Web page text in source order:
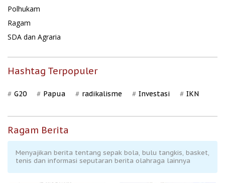
Polhukam
Ragam
SDA dan Agraria
Hashtag Terpopuler
G20 Papua radikalisme Investasi IKN
Ragam Berita
Menyajikan berita tentang sepak bola, bulu tangkis, basket,
tenis dan informasi seputaran berita olahraga lainnya